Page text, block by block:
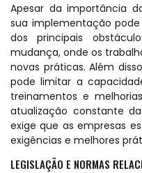
Apesar da importância
sua implementação
dos principais
mudança, onde os
novas práticas. Além
pode limitar a
treinamentos e
atualização constante
exige que as empresas
exigências e melhores
LEGISLAÇÃO E NORMAS